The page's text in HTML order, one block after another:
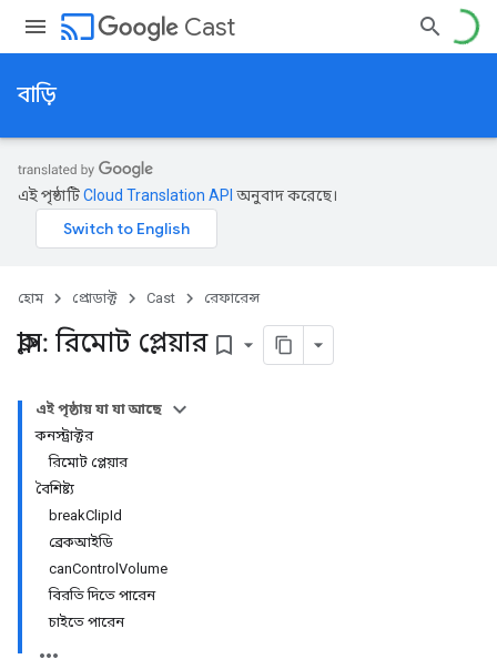
cast Cast
বাড়ি
এই পৃষ্ঠাটিCloud Translation API অনুবাদ করেছে।
হোম প্রোডাক্ট Cast রেফারেন্স
ক্লাস: রিমোট প্লেয়ার bookmark_border
এই পৃষ্ঠায় যা যা আছে
কনস্ট্রাক্টর
রিমোট প্লেয়ার
বৈশিষ্ট্য
breakClipId
ব্রেকআইডি
canControlVolume
বিরতি দিতে পারেন
চাইতে পারেন